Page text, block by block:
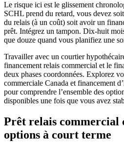
Le risque ici est le glissement
SCHL prend du retard, vous devez
du relais (à un coût) soit avoir un
prêt. Intégrez un tampon. Dix-huit
que douze quand vous planifiez une
Travailler avec un courtier
financement relais commercial et le
deux phases coordonnées. Explorez
commerciale Canada et financement
pour comprendre l’ensemble des
disponibles une fois que vous avez
Prêt relais commercial
options à court terme